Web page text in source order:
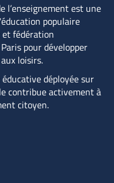
l’enseignement est une
populaire
et fédération
pour développer
loisirs.
déployée sur
contribue activement à
citoyen.